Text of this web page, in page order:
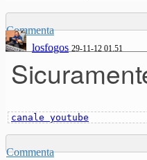
Commenta
losfogos 29-11-12 01.51
canale youtube
Commenta